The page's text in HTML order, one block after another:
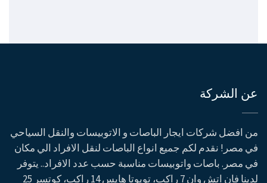
عن الشركة
من افضل شركات ايجار الباصات و الاتوبيسات والنقل السياحي
في مصر! نقدم لكم جميع انواع الباصات لنقل الافراد الي مكان
في مصر. باصات واتوبيسات مناسبة حسب عدد الافراد.. يتوفر
لدينا فان اتش وان 7 راكب، تويوتا هايس 14 راكب، كوتسر 25